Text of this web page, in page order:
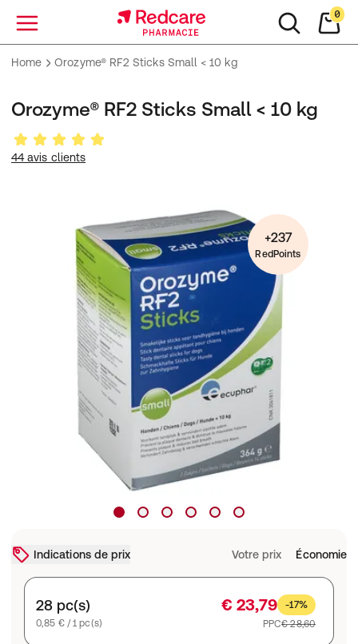
Menu
0
Home Orozyme® RF2 Sticks Small < 10 kg
Orozyme® RF2 Sticks Small < 10 kg
44 avis clients
+237
RedPoints
Indications de prix Votre prix Économie
28 pc(s)
0,85 € / 1 pc(s)
€ 23,79
-17%
PPC€ 28,60